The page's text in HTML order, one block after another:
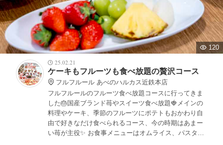
120
25.02.21
ケーキもフルーツも食べ放題の贅沢コース
フルフルール あべのハルカス近鉄本店
フルフルールのフルーツ食べ放題コースに行ってきま
した🎂国産ブランド苺やスイーツ食べ放題🍓メインの
料理やケーキ、季節のフルーツにポテトもおかわり自
由で好きなだけ食べられるコース、今の時期はあまー
い苺が主役✨ お食事メニューはオムライス、パスタ、